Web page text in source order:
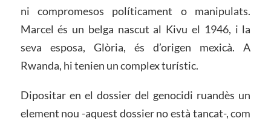
ni compromesos políticament o manipulats.
Marcel és un belga nascut al Kivu el 1946, i la
seva esposa, Glòria, és d’origen mexicà. A
Rwanda, hi tenien un complex turístic.
Dipositar en el dossier del genocidi ruandès un
element nou -aquest dossier no està tancat-, com